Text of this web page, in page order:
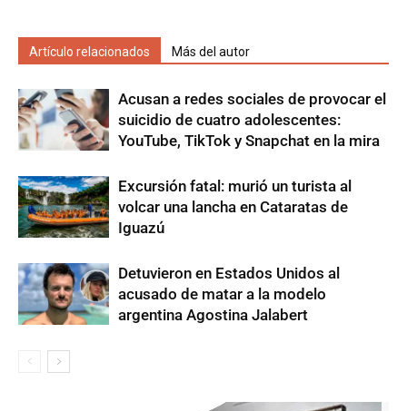
Artículo relacionados Más del autor
Acusan a redes sociales de provocar el
suicidio de cuatro adolescentes:
YouTube, TikTok y Snapchat en la mira
Excursión fatal: murió un turista al
volcar una lancha en Cataratas de
Iguazú
Detuvieron en Estados Unidos al
acusado de matar a la modelo
argentina Agostina Jalabert